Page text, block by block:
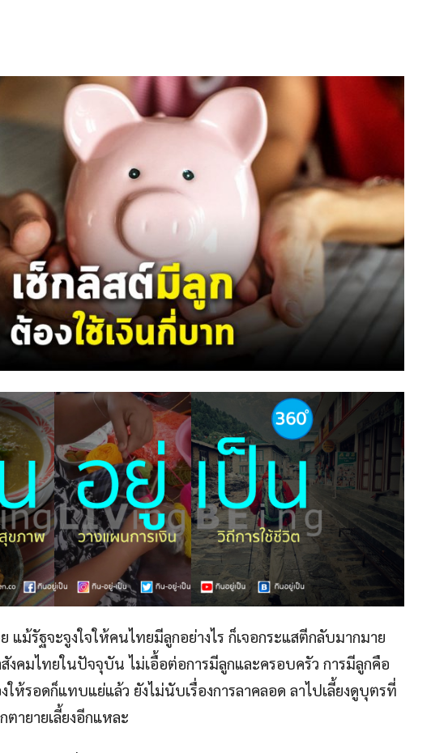
แม้รัฐจะจูงใจให้คนไทยมีลูกอย่างไร ก็เจอกระแสตีกลับมากมาย
งคมไทยในปัจจุบัน ไม่เอื้อต่อการมีลูกและครอบครัว การมีลูกคือ
ให้รอดก็แทบแย่แล้ว ยังไม่นับเรื่องการลาคลอด ลาไปเลี้ยงดูบุตรที่
ายายเลี้ยงอีกแหละ